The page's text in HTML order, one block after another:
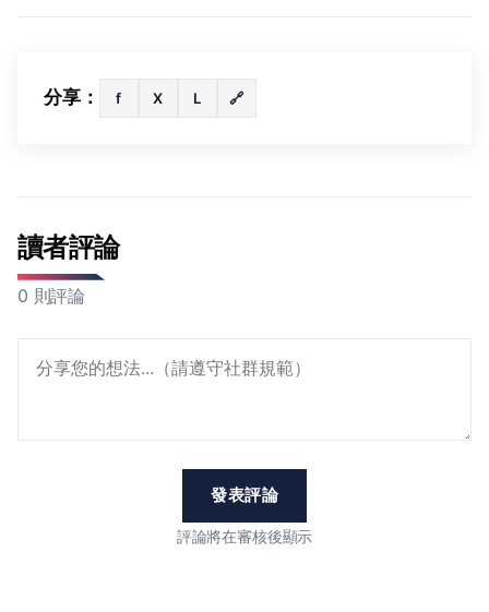
分享： f X L 🔗
讀者評論
0 則評論
發表評論
評論將在審核後顯示